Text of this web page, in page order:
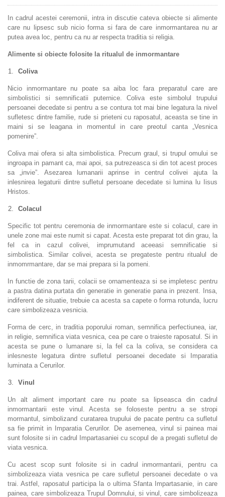
In cadrul acestei ceremonii, intra in discutie cateva obiecte si alimente
care nu lipsesc sub nicio forma si fara de care inmormantarea nu ar
putea avea loc, pentru ca nu ar respecta traditia si religia.
Alimente si obiecte folosite la ritualul de inmormantare
Coliva
Nicio inmormantare nu poate sa aiba loc fara preparatul care are
simbolistici si semnificatii puternice. Coliva este simbolul trupului
persoanei decedate si pentru a se contura tot mai bine legatura la nivel
sufletesc dintre familie, rude si prieteni cu raposatul, aceasta se tine in
maini si se leagana in momentul in care preotul canta „Vesnica
pomenire”.
Coliva mai ofera si alta simbolistica. Precum graul, si trupul omului se
ingroapa in pamant ca, mai apoi, sa putrezeasca si din tot acest proces
sa „invie”. Asezarea lumanarii aprinse in centrul colivei ajuta la
inlesnirea legaturii dintre sufletul persoane decedate si lumina lu Iisus
Hristos.
Colacul
Specific tot pentru ceremonia de inmormantare este si colacul, care in
unele zone mai este numit si capat. Acesta este preparat tot din grau, la
fel ca in cazul colivei, imprumutand aceeasi semnificatie si
simbolistica. Similar colivei, acesta se pregateste pentru ritualul de
inmomrmantare, dar se mai prepara si la pomeni.
In functie de zona tarii, colacii se ornamenteaza si se impletesc pentru
a pastra datina purtata din generatie in generatie pana in prezent. Insa,
indiferent de situatie, trebuie ca acesta sa capete o forma rotunda, lucru
care simbolizeaza vesnicia.
Forma de cerc, in traditia poporului roman, semnifica perfectiunea, iar,
in religie, semnifica viata vesnica, cea pe care o traieste raposatul. Si in
acesta se pune o lumanare si, la fel ca la coliva, se considera ca
inlesneste legatura dintre sufletul persoanei decedate si Imparatia
luminata a Cerurilor.
Vinul
Un alt aliment important care nu poate sa lipseasca din cadrul
inmormantarii este vinul. Acesta se foloseste pentru a se stropi
mormantul, simbolizand curatarea trupului de pacate pentru ca sufletul
sa fie primit in Imparatia Cerurilor. De asemenea, vinul si painea mai
sunt folosite si in cadrul Impartasaniei cu scopul de a pregati sufletul de
viata vesnica.
Cu acest scop sunt folosite si in cadrul inmormantarii, pentru ca
simbolizeaza viata vesnica pe care sufletul persoanei decedate o va
trai. Astfel, raposatul participa la o ultima Sfanta Impartasanie, in care
painea, care simbolizeaza Trupul Domnului, si vinul, care simbolizeaza